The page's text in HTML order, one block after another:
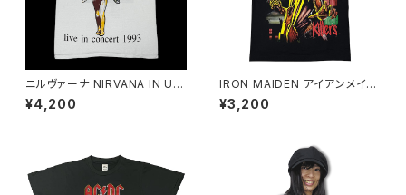
ニルヴァーナ NIRVANA IN UT
ERO インユーテロ '93 ツアー
復刻 ロックTシャツ Tシャツ バ
¥4,200
IRON MAIDEN アイアンメイデ
ン キラーズ 黒 Killers メンズ
レディース ロックＴシャツ バン
¥3,200